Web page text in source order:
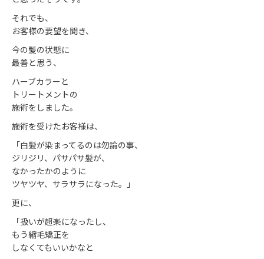
それでも、
お客様の要望を聞き、
今の髪の状態に
最善と思う、
ハーブカラーと
トリートメントの
施術をしました。
施術を受けたお客様は、
「白髪が染まってるのは勿論の事、
ジリジリ、パサパサ髪が、
なかったかのように
ツヤツヤ、サラサラになった。」
更に、
「扱いが超楽になったし、
もう縮毛矯正を
しなくてもいいかなと